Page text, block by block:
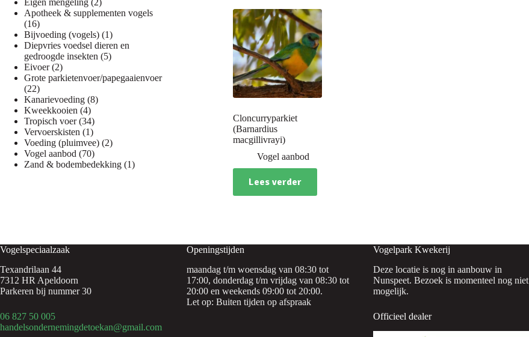
Cloncurryparkiet
(Barnardius
macgillivrayi)
Vogel aanbod
Lees verder
Eigen mengeling 2
producten
Apotheek & supplementen vogels
1616
producten
Bijvoeding (vogels) 11
product
Diepvries voedsel dieren en
gedroogde insekten
55
Eivoer 22
producten
Grote parkietenvoer/papegaaienvoer
2222
producten
Kanarievoeding 88
Kweekkooien 44
producten
Tropisch voer 3434
producten
Vervoerskisten 11
product
Voeding (pluimvee) 22
Vogel aanbod 7070
producten
Zand & bodembedekking 11
Vogelspeciaalzaak
Texandrilaan 44
7312 HR Apeldoorn
Parkeren bij nummer 30
06 827 50 005
handelsondernemingdetoekan@gmail.com
Openingstijden
maandag t/m woensdag van 08:30 tot
17:00, donderdag t/m vrijdag van 08:30 tot
20:00 en weekends 09:00 tot 20:00.
Let op: Buiten tijden op afspraak
Vogelpark Kwekerij
Deze locatie is nog in aanbouw in
Nunspeet. Bezoek is momenteel nog niet
mogelijk.
Officieel dealer